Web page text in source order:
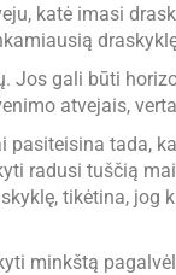
katė imasi
Jos gali būti
atvejais,
pasiteisina tada,
radusi tuščią
tikėtina, jog
minkštą